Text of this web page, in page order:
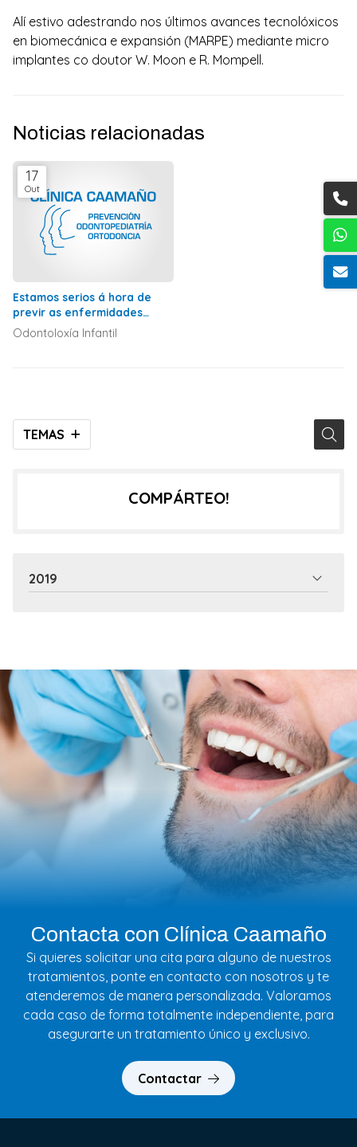
TEMAS
Alí estivo adestrando nos últimos avances tecnolóxicos
en biomecánica e expansión (MARPE) mediante micro
implantes co doutor W. Moon e R. Mompell.
Noticias relacionadas
17
Out
Estamos serios á hora de
previr as enfermidades
bucodentais? Entrevista
Odontoloxía Infantil
COMPÁRTEO!
2019
Contacta con Clínica Caamaño
Si quieres solicitar una cita para alguno de nuestros
tratamientos, ponte en contacto con nosotros y te
atenderemos de manera personalizada. Valoramos
cada caso de forma totalmente independiente, para
asegurarte un tratamiento único y exclusivo.
Contactar